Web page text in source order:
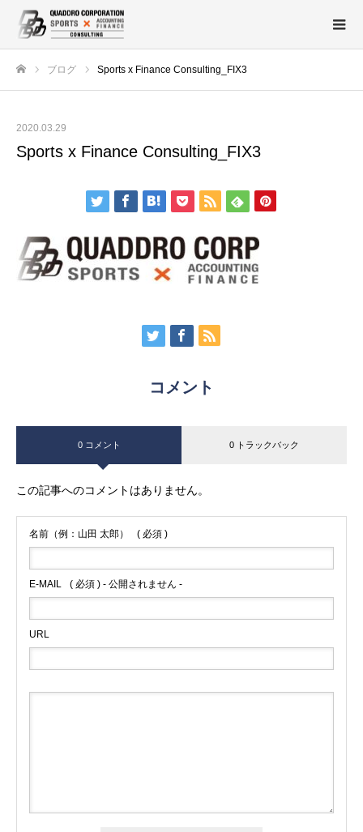
ブログ Sports x Finance Consulting_FIX3
2020.03.29
Sports x Finance Consulting_FIX3
コメント
0 コメント 0 トラックバック
この記事へのコメントはありません。
名前（例：山田 太郎） ( 必須 )
E-MAIL ( 必須 ) - 公開されません -
URL